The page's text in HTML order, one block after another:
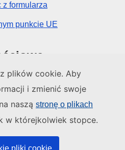
plików cookie. Aby
i zmienić swoje
naszą stronę o plikach
w którejkolwiek stopce.
pliki cookie
z formularza
punkcie UE
UE